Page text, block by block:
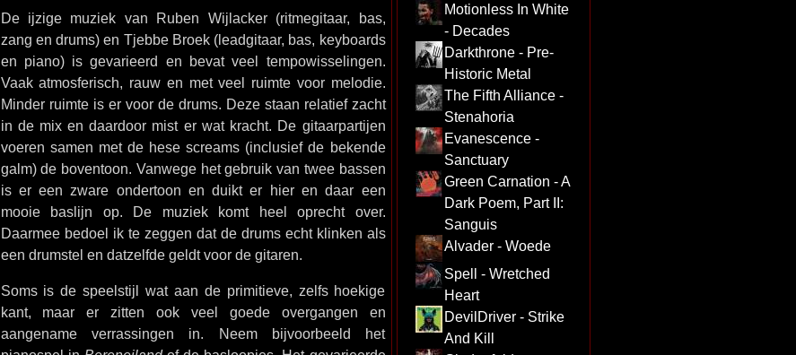
De ijzige muziek van Ruben Wijlacker (ritmegitaar, bas,
zang en drums) en Tjebbe Broek (leadgitaar, bas, keyboards
en piano) is gevarieerd en bevat veel tempowisselingen.
Vaak atmosferisch, rauw en met veel ruimte voor melodie.
Minder ruimte is er voor de drums. Deze staan relatief zacht
in de mix en daardoor mist er wat kracht. De gitaarpartijen
voeren samen met de hese screams (inclusief de bekende
galm) de boventoon. Vanwege het gebruik van twee bassen
is er een zware ondertoon en duikt er hier en daar een
mooie baslijn op. De muziek komt heel oprecht over.
Daarmee bedoel ik te zeggen dat de drums echt klinken als
een drumstel en datzelfde geldt voor de gitaren.
Soms is de speelstijl wat aan de primitieve, zelfs hoekige
kant, maar er zitten ook veel goede overgangen en
aangename verrassingen in. Neem bijvoorbeeld het
Motionless In White
- Decades
Darkthrone - Pre-
Historic Metal
The Fifth Alliance -
Stenahoria
Evanescence -
Sanctuary
Green Carnation - A
Dark Poem, Part II:
Sanguis
Alvader - Woede
Spell - Wretched
Heart
DevilDriver - Strike
And Kill